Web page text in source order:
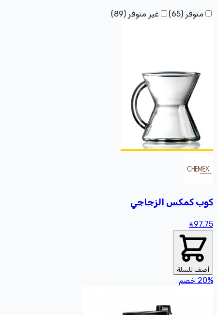
متوفر (
65
) غير متوفر (
89
)
كوب كمكس الزجاجي
97.75
أضف للسلة
20% خصم